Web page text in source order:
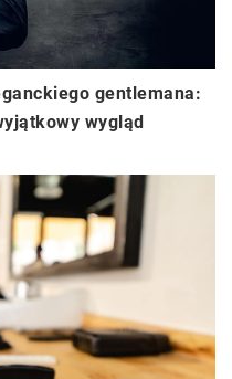
gentlemana:
wygląd